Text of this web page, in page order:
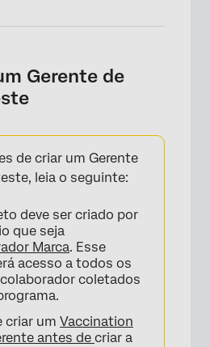
Gerente de
de criar um Gerente
leia o seguinte:
deve ser criado por
que seja
Marca. Esse
acesso a todos os
coletados
criar um Vaccination
antes de criar a